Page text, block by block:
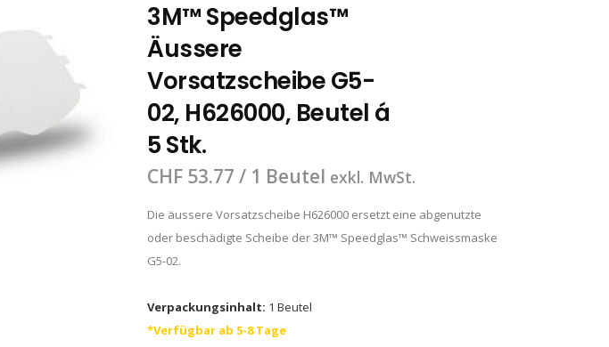
3M™ Speedglas™
Äussere
Vorsatzscheibe G5-
02, H626000, Beutel á
5 Stk.
CHF 53.77 / 1 Beutel exkl. MwSt.
Die äussere Vorsatzscheibe H626000 ersetzt eine abgenutzte
oder beschädigte Scheibe der 3M™ Speedglas™ Schweissmaske
G5-02.
Verpackungsinhalt: 1 Beutel
*Verfügbar ab 5-8 Tage